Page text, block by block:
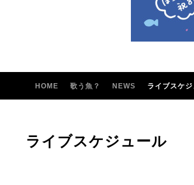
HOME 歌う魚？ NEWS ライブスケ
ライブスケジュール